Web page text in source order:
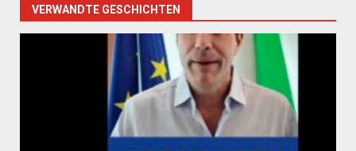
VERWANDTE GESCHICHTEN